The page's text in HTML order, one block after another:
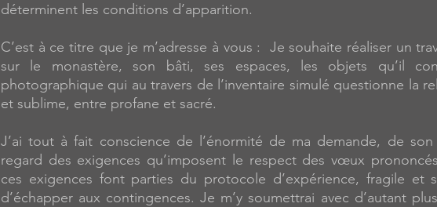
déterminent les conditions d’apparition.
C’est à ce titre que je m’adresse à vous : Je souhaite réaliser un
sur le monastère, son bâti, ses espaces, les objets qu’il
photographique qui au travers de l’inventaire simulé questionne la
et sublime, entre profane et sacré.
J’ai tout à fait conscience de l’énormité de ma demande, de son
regard des exigences qu’imposent le respect des vœux
ces exigences font parties du protocole d’expérience, fragile et
d’échapper aux contingences. Je m’y soumettrai avec d’autant